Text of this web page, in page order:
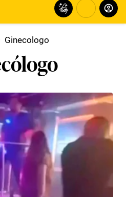
Ginecologo